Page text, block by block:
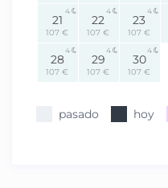
21
107 €
4
22
107 €
4
23
107 €
4
28
107 €
4
29
107 €
4
30
107 €
4
pasado hoy